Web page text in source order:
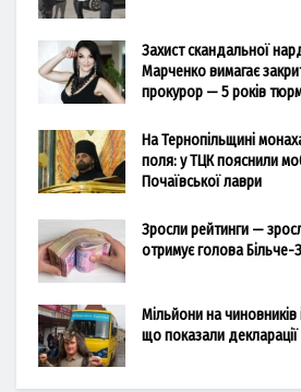
Захист скандальної
Марченко вимагає
прокурор — 5 років
На Тернопільщині
поля: у ТЦК пояснили
Почаївської лаври
Зросли рейтинги —
отримує голова
Мільйони на чиновників
що показали